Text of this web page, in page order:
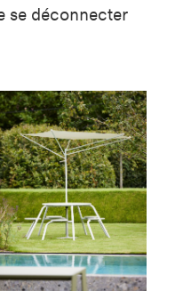
se déconnecter